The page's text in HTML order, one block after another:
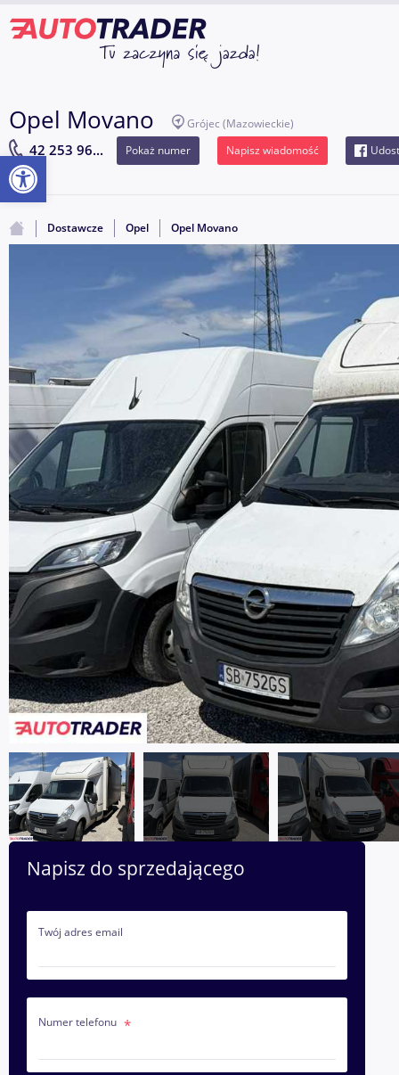
Opel Movano Grójec (Mazowieckie)
42 253 96... Pokaż numer Napisz wiadomość
Dostawcze Opel Opel Movano
Napisz do sprzedającego
Twój adres email
Numer telefonu
Otwórz pasek narzędzi